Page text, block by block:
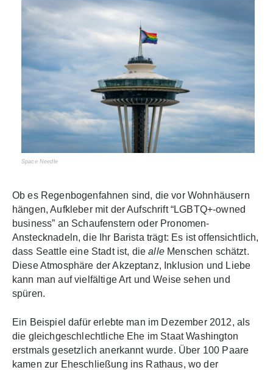
Space Needle
Ob es Regenbogenfahnen sind, die vor Wohnhäusern
hängen, Aufkleber mit der Aufschrift “LGBTQ+-owned
business” an Schaufenstern oder Pronomen-
Anstecknadeln, die Ihr Barista trägt: Es ist offensichtlich,
dass Seattle eine Stadt ist, diealleMenschen schätzt.
Diese Atmosphäre der Akzeptanz, Inklusion und Liebe
kann man auf vielfältige Art und Weise sehen und
spüren.
Ein Beispiel dafür erlebte man im Dezember 2012, als
die gleichgeschlechtliche Ehe im Staat Washington
erstmals gesetzlich anerkannt wurde. Über 100 Paare
kamen zur Eheschließung ins Rathaus, wo der